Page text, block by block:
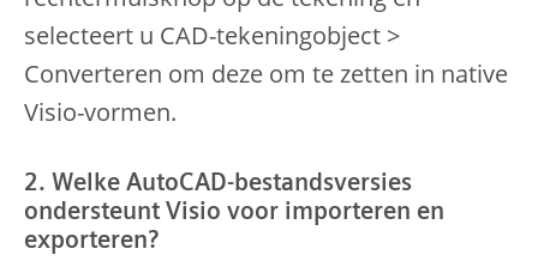
selecteert u CAD-tekeningobject >
Converteren om deze om te zetten in native
Visio-vormen.
2. Welke AutoCAD-bestandsversies
ondersteunt Visio voor importeren en
exporteren?